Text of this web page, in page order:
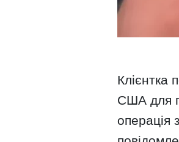
Клієнтка
США для
операція